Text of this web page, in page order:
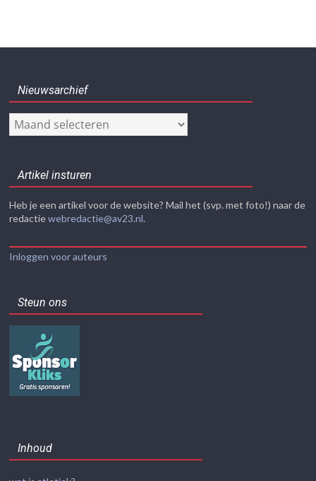
Nieuwsarchief
Nieuwsarchief
Artikel insturen
Heb je een artikel voor de website? Mail het (svp. met foto!) naar de
redactiewebredactie@av23.nl.
Inloggen voor auteurs
Steun ons
Inhoud